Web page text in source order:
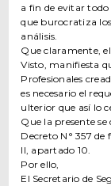
a fin de evitar
que burocratiza
análisis.
Que claramente,
Visto, manifiesta
Profesionales
es necesario el
ulterior que así lo
Que la presente
Decreto N° 357 de
II, apartado 10.
Por ello,
El Secretario de